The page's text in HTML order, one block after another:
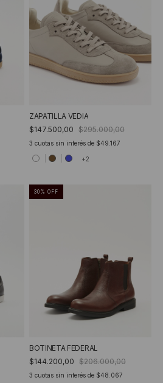
ZAPATILLA VEDIA
$147.500,00 $295.000,00
3 cuotas sin interés de $49.167
+2
30 % OFF
BOTINETA FEDERAL
$144.200,00 $206.000,00
3 cuotas sin interés de $48.067